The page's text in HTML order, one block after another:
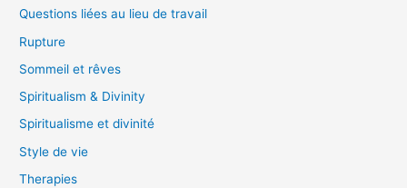
Questions liées au lieu de travail
Rupture
Sommeil et rêves
Spiritualism & Divinity
Spiritualisme et divinité
Style de vie
Therapies